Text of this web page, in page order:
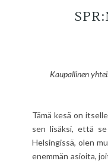
Kaupallinen
Tämä kesä on
sen lisäksi, että
Helsingissä, olen
enemmän asioita,